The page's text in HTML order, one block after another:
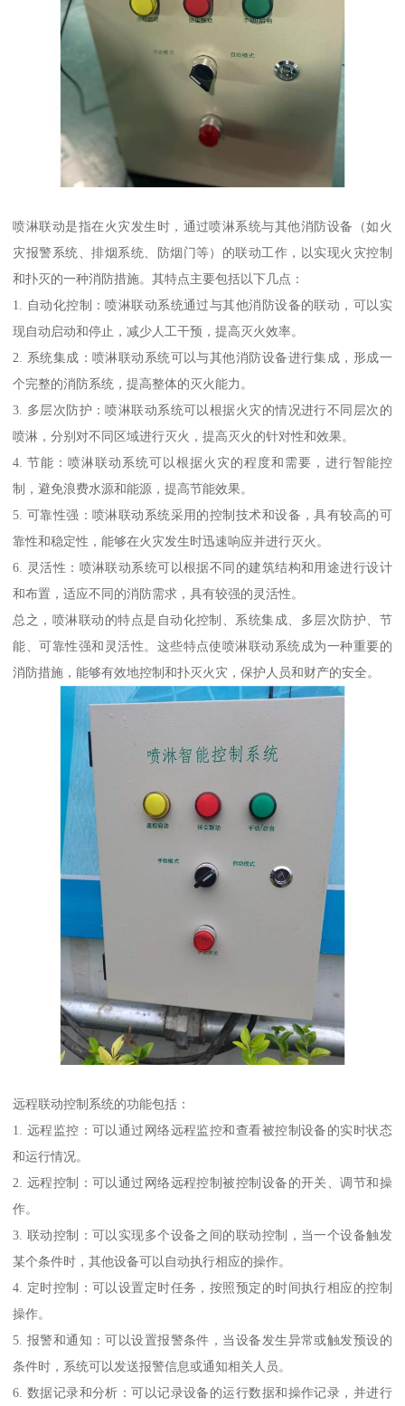
喷淋联动是指在火灾发生时，通过喷淋系统与其他消防设备（如火
灾报警系统、排烟系统、防烟门等）的联动工作，以实现火灾控制
和扑灭的一种消防措施。其特点主要包括以下几点：
1. 自动化控制：喷淋联动系统通过与其他消防设备的联动，可以实
现自动启动和停止，减少人工干预，提高灭火效率。
2. 系统集成：喷淋联动系统可以与其他消防设备进行集成，形成一
个完整的消防系统，提高整体的灭火能力。
3. 多层次防护：喷淋联动系统可以根据火灾的情况进行不同层次的
喷淋，分别对不同区域进行灭火，提高灭火的针对性和效果。
4. 节能：喷淋联动系统可以根据火灾的程度和需要，进行智能控
制，避免浪费水源和能源，提高节能效果。
5. 可靠性强：喷淋联动系统采用的控制技术和设备，具有较高的可
靠性和稳定性，能够在火灾发生时迅速响应并进行灭火。
6. 灵活性：喷淋联动系统可以根据不同的建筑结构和用途进行设计
和布置，适应不同的消防需求，具有较强的灵活性。
总之，喷淋联动的特点是自动化控制、系统集成、多层次防护、节
能、可靠性强和灵活性。这些特点使喷淋联动系统成为一种重要的
消防措施，能够有效地控制和扑灭火灾，保护人员和财产的安全。
远程联动控制系统的功能包括：
1. 远程监控：可以通过网络远程监控和查看被控制设备的实时状态
和运行情况。
2. 远程控制：可以通过网络远程控制被控制设备的开关、调节和操
作。
3. 联动控制：可以实现多个设备之间的联动控制，当一个设备触发
某个条件时，其他设备可以自动执行相应的操作。
4. 定时控制：可以设置定时任务，按照预定的时间执行相应的控制
操作。
5. 报警和通知：可以设置报警条件，当设备发生异常或触发预设的
条件时，系统可以发送报警信息或通知相关人员。
6. 数据记录和分析：可以记录设备的运行数据和操作记录，并进行